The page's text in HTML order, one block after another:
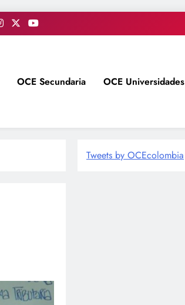
OCE Secundaria OCE Universidades
Tweets by OCEcolombia